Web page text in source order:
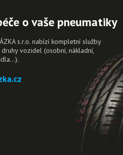
o vaše pneumatiky
s.r.o. nabízí kompletní služby
vozidel (osobní, nákladní,